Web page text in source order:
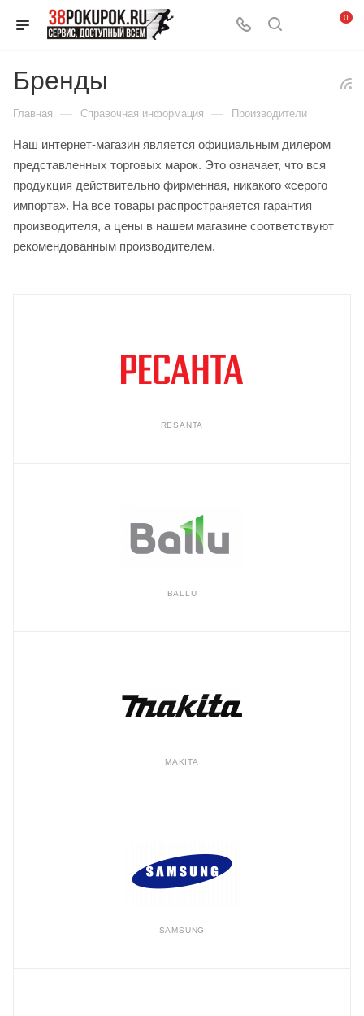
0
Бренды
Главная — Справочная информация — Производители
Наш интернет-магазин является официальным дилером
представленных торговых марок. Это означает, что вся
продукция действительно фирменная, никакого «серого
импорта». На все товары распространяется гарантия
производителя, а цены в нашем магазине соответствуют
рекомендованным производителем.
RESANTA
BALLU
MAKITA
SAMSUNG